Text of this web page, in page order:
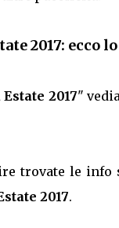
2017: ecco
2017"
trovate le info
2017.